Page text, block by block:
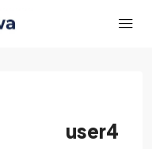
user4